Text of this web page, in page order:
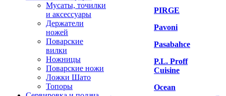
Мусаты, точилки
и аксессуары
Держатели
ножей
Поварские
вилки
Ножницы
Поварские ножи
Ложки Шато
Топоры
PIRGE
Pavoni
Pasabahce
P.L. Proff
Cuisine
Ocean